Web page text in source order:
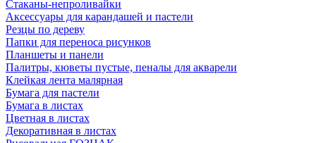
Стаканы-непроливайки
Аксессуары для карандашей и пастели
Резцы по дереву
Папки для переноса рисунков
Планшеты и панели
Палитры, кюветы пустые, пеналы для акварели
Клейкая лента малярная
Бумага для пастели
Бумага в листах
Цветная в листах
Декоративная в листах